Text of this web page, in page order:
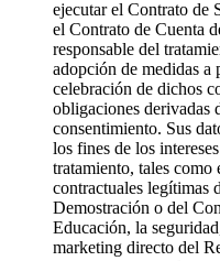
ejecutar el Contrato de
el Contrato de Cuenta
responsable del
adopción de medidas a
celebración de dichos
obligaciones derivadas
consentimiento. Sus
los fines de los
tratamiento, tales como
contractuales legítimas
Demostración o del
Educación, la
marketing directo del